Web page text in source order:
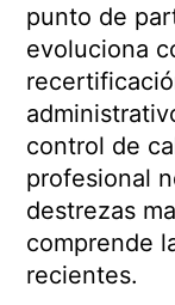
punto de
evoluciona
control de
profesional
destrezas
comprende
recientes.